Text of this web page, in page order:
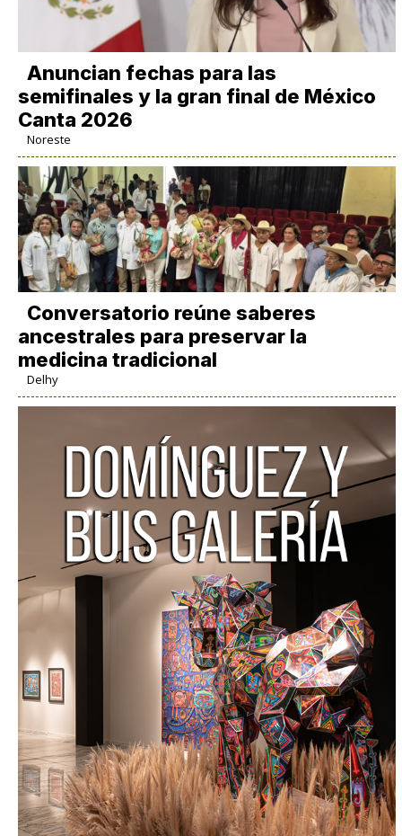
Anuncian fechas para las
semifinales y la gran final de México
Canta 2026
Noreste
Conversatorio reúne saberes
ancestrales para preservar la
medicina tradicional
Delhy